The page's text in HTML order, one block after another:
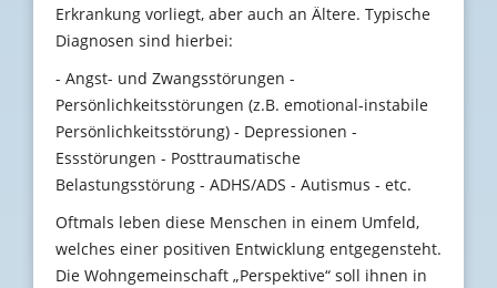
Erkrankung vorliegt, aber auch an Ältere. Typische
Diagnosen sind hierbei:
- Angst- und Zwangsstörungen -
Persönlichkeitsstörungen (z.B. emotional-instabile
Persönlichkeitsstörung) - Depressionen -
Essstörungen - Posttraumatische
Belastungsstörung - ADHS/ADS - Autismus - etc.
Oftmals leben diese Menschen in einem Umfeld,
welches einer positiven Entwicklung entgegensteht.
Die Wohngemeinschaft „Perspektive“ soll ihnen in